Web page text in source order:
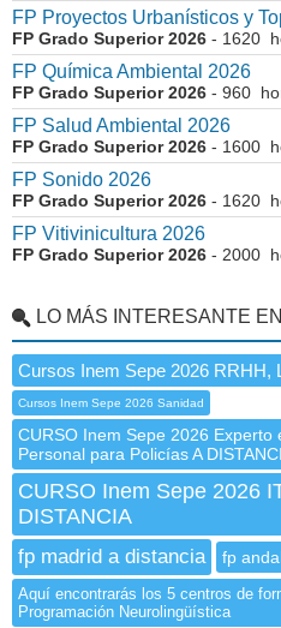
FP Proyectos Urbanísticos y
FP Grado Superior 2026 - 1620
FP Química Ambiental 2026
FP Grado Superior 2026 - 960
FP Salud Ambiental 2026
FP Grado Superior 2026 - 1600
FP Sonido 2026
FP Grado Superior 2026 - 1620
FP Vitivinicultura 2026
FP Grado Superior 2026 - 2000
LO MÁS INTERESANTE
Cursos Inem Sepe 2026 RRHH,
Cursos Inem Sepe 2026 Sanidad
CURSO Inem Sepe 2026 Experto
Personal para Policías A
CURSO Inem Sepe 2026
DISTANCIA
fp madrid a distancia fp
Aquí encontrarás los 5 centros de
Programación Neurolingüística